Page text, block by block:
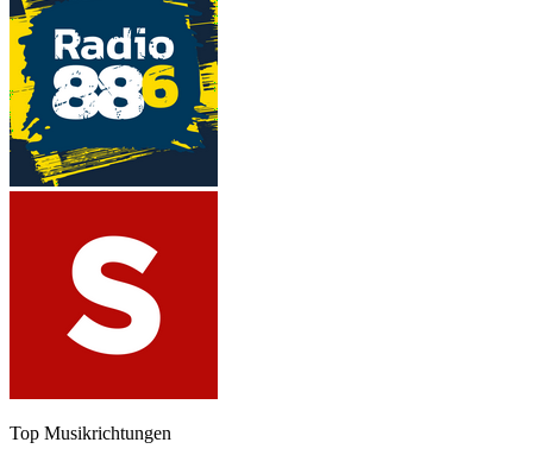
Top Musikrichtungen